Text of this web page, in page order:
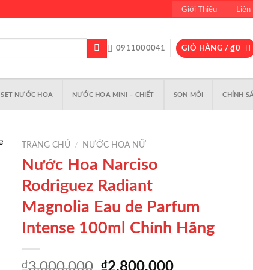
Giới Thiệu
0911000041 GIỎ HÀNG /₫0
SET NƯỚC HOA NƯỚC HOA MINI – CHIẾT SON MÔI CHÍNH
TRANG CHỦ / NƯỚC HOA NỮ
Nước Hoa Narciso
Rodriguez Radiant
Magnolia Eau de Parfum
Intense 100ml Chính Hãng
₫3,000,000 Giá
₫2,800,000Giá